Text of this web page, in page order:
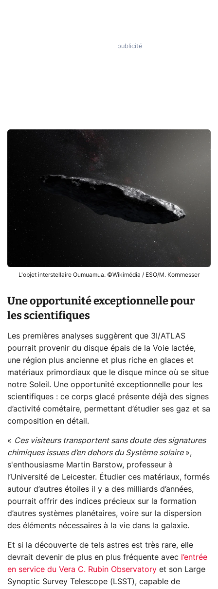
L'objet interstellaire Oumuamua. ©Wikimédia / ESO/M. Kornmesser
Une opportunité exceptionnelle pour
les scientifiques
Les premières analyses suggèrent que 3I/ATLAS
pourrait provenir du disque épais de la Voie lactée,
une région plus ancienne et plus riche en glaces et
matériaux primordiaux que le disque mince où se situe
notre Soleil. Une opportunité exceptionnelle pour les
scientifiques : ce corps glacé présente déjà des signes
d’activité cométaire, permettant d’étudier ses gaz et sa
composition en détail.
« Ces visiteurs transportent sans doute des signatures
chimiques issues d’en dehors du Système solaire »,
s'enthousiasme Martin Barstow, professeur à
l’Université de Leicester. Étudier ces matériaux, formés
autour d’autres étoiles il y a des milliards d’années,
pourrait offrir des indices précieux sur la formation
d’autres systèmes planétaires, voire sur la dispersion
des éléments nécessaires à la vie dans la galaxie.
Et si la découverte de tels astres est très rare, elle
devrait devenir de plus en plus fréquente avec
l’entrée
en service du Vera C. Rubin Observatory et son Large
Synoptic Survey Telescope (LSST), capable de